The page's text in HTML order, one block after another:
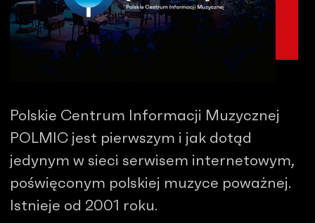
Polskie Centrum Informacji Muzycznej
POLMIC jest pierwszym i jak dotąd
jedynym w sieci serwisem internetowym,
poświęconym polskiej muzyce poważnej.
Istnieje od 2001 roku.